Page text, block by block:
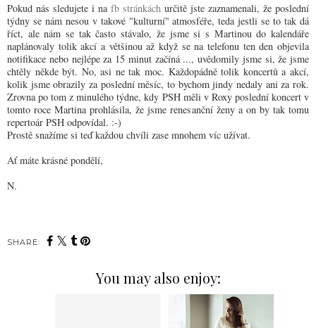
Pokud nás sledujete i na fb stránkách určitě jste zaznamenali, že poslední
týdny se nám nesou v takové "kulturní" atmosféře, teda jestli se to tak dá
říct, ale nám se tak často stávalo, že jsme si s Martinou do kalendáře
naplánovaly tolik akcí a většinou až když se na telefonu ten den objevila
notifikace nebo nejlépe za 15 minut začíná ..., uvědomily jsme si, že jsme
chtěly někde být. No, asi ne tak moc. Každopádně tolik koncertů a akcí,
kolik jsme obrazily za poslední měsíc, to bychom jindy nedaly ani za rok.
Zrovna po tom z minulého týdne, kdy PSH měli v Roxy poslední koncert v
tomto roce Martina prohlásila, že jsme renesanční ženy a on by tak tomu
repertoár PSH odpovídal. :-)
Prostě snažíme si teď každou chvíli zase mnohem víc užívat.
Ať máte krásné pondělí,
N.
SHARE:
You may also enjoy: